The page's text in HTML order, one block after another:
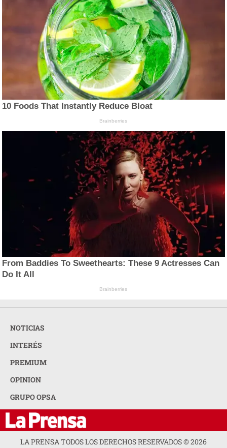
10 Foods That Instantly Reduce Bloat
Brainberries
From Baddies To Sweethearts: These 9 Actresses Can
Do It All
Brainberries
NOTICIAS
INTERÉS
PREMIUM
OPINION
GRUPO OPSA
LA PRENSA TODOS LOS DERECHOS RESERVADOS ©2026